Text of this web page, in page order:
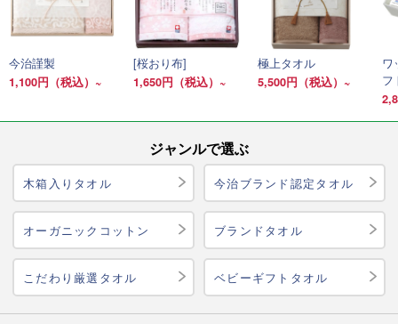
今治謹製
1,100円（税込）~
[桜おり布]
1,650円（税込）~
極上タオル
5,500円（税込）~
ワ
フ
ジャンルで選ぶ
木箱入りタオル 今治ブランド認定タオル
オーガニックコットン ブランドタオル
こだわり厳選タオル ベビーギフトタオル